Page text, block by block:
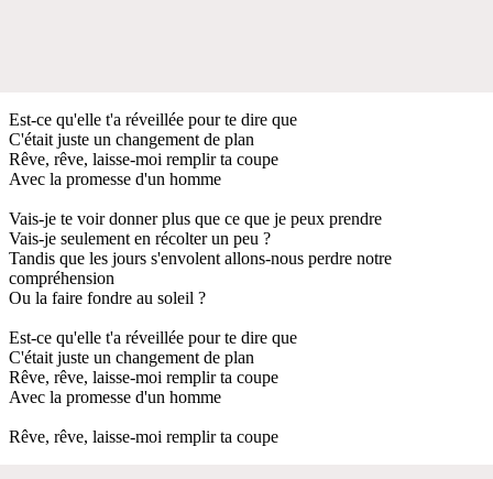
Est-ce qu'elle t'a réveillée pour te dire que
C'était juste un changement de plan
Rêve, rêve, laisse-moi remplir ta coupe
Avec la promesse d'un homme
Vais-je te voir donner plus que ce que je peux prendre
Vais-je seulement en récolter un peu ?
Tandis que les jours s'envolent allons-nous perdre notre
compréhension
Ou la faire fondre au soleil ?
Est-ce qu'elle t'a réveillée pour te dire que
C'était juste un changement de plan
Rêve, rêve, laisse-moi remplir ta coupe
Avec la promesse d'un homme
Rêve, rêve, laisse-moi remplir ta coupe